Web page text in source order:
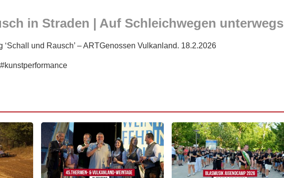
in Straden | Auf Schleichwegen unterwegs
‘Schall und Rausch’ – ARTGenossen Vulkanland. 18.2.2026